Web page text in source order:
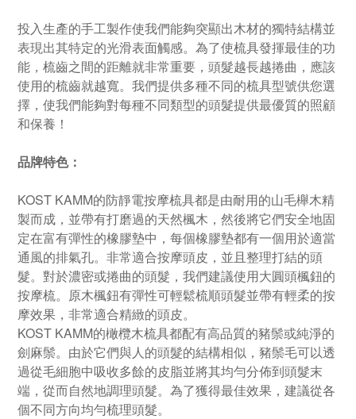
投入生產的手工製作使我們能夠突顯出木材的獨特結構並
表現出其特定的光滑表面觸感。為了使梳具發揮最佳的功
能，梳齒之間的距離就非常重要，頭髮越長越捲曲，應該
使用的梳齒就越寬。我們提供多種不同的梳具型號供您選
擇，使我們能夠對每種不同類型的頭髮提供最優質的照顧
和保養！
品牌特色：
KOST KAMM的防靜電按摩梳具都是由耐用的山毛櫸木精
製而成，並帶有打磨過的天然楓木，然後將它們安全地固
定在富有彈性的橡膠墊中，每個橡膠墊都有一個用於適當
通風的排氣孔。非常適合按摩頭皮，並且整理打結的頭
髮。對於濃密或捲曲的頭髮，我們建議使用大圓頭楓鈕的
按摩梳。原木楓鈕有彈性可輕鬆梳順頭髮並帶有輕柔的按
摩效果，非常適合精緻的頭皮。
KOST KAMM的橄欖木梳具都配有高品質的豬鬃或純淨的
劍麻鬃。由於它們與人的頭髮的結構相似，豬鬃毛可以透
過從毛細胞中吸收多餘的皮脂並將其均勻分佈到頭髮末
端，從而自然地調理頭髮。為了獲得最佳效果，建議從各
個不同方向均勻梳理頭髮。